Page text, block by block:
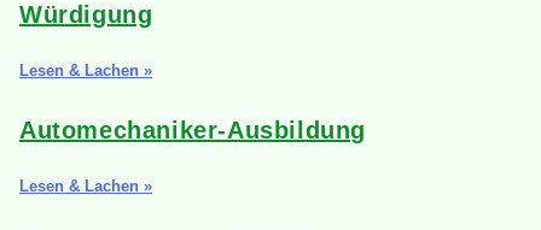
Würdigung
Lesen & Lachen »
Automechaniker-Ausbildung
Lesen & Lachen »